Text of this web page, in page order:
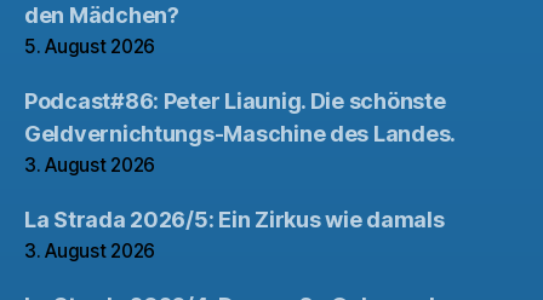
den Mädchen?
5. August 2026
Podcast#86: Peter Liaunig. Die schönste
Geldvernichtungs-Maschine des Landes.
3. August 2026
La Strada 2026/5: Ein Zirkus wie damals
3. August 2026